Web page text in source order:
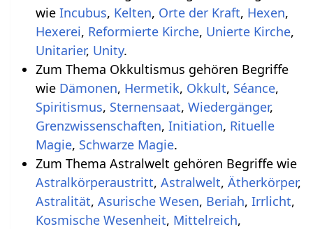
wie Incubus, Kelten, Orte der Kraft, Hexen,
Hexerei, Reformierte Kirche, Unierte Kirche,
Unitarier, Unity.
Zum Thema Okkultismus gehören Begriffe
wie Dämonen, Hermetik, Okkult, Séance,
Spiritismus, Sternensaat, Wiedergänger,
Grenzwissenschaften, Initiation, Rituelle
Magie, Schwarze Magie.
Zum Thema Astralwelt gehören Begriffe wie
Astralkörperaustritt, Astralwelt, Ätherkörper,
Astralität, Asurische Wesen, Beriah, Irrlicht,
Kosmische Wesenheit, Mittelreich,